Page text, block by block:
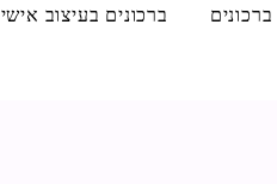
ברכונים בעיצוב אישי ברכונים